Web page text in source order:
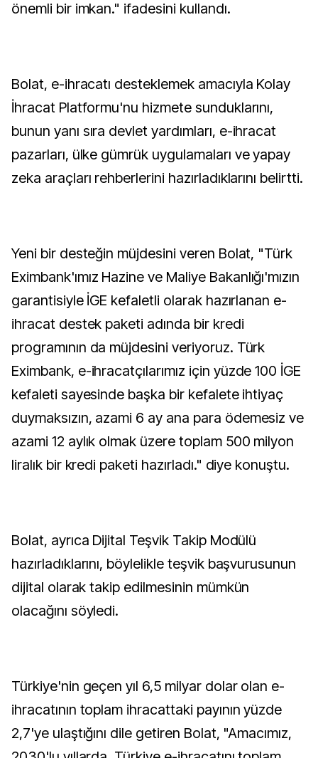
önemli bir imkan." ifadesini kullandı.
Bolat, e-ihracatı desteklemek amacıyla Kolay
İhracat Platformu'nu hizmete sunduklarını,
bunun yanı sıra devlet yardımları, e-ihracat
pazarları, ülke gümrük uygulamaları ve yapay
zeka araçları rehberlerini hazırladıklarını belirtti.
Yeni bir desteğin müjdesini veren Bolat, "Türk
Eximbank'ımız Hazine ve Maliye Bakanlığı'mızın
garantisiyle İGE kefaletli olarak hazırlanan e-
ihracat destek paketi adında bir kredi
programının da müjdesini veriyoruz. Türk
Eximbank, e-ihracatçılarımız için yüzde 100 İGE
kefaleti sayesinde başka bir kefalete ihtiyaç
duymaksızın, azami 6 ay ana para ödemesiz ve
azami 12 aylık olmak üzere toplam 500 milyon
liralık bir kredi paketi hazırladı." diye konuştu.
Bolat, ayrıca Dijital Teşvik Takip Modülü
hazırladıklarını, böylelikle teşvik başvurusunun
dijital olarak takip edilmesinin mümkün
olacağını söyledi.
Türkiye'nin geçen yıl 6,5 milyar dolar olan e-
ihracatının toplam ihracattaki payının yüzde
2,7'ye ulaştığını dile getiren Bolat, "Amacımız,